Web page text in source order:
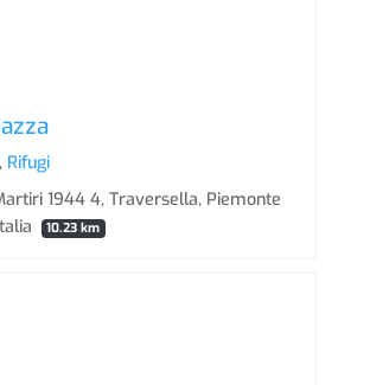
, Rifugi
1944 4, Traversella, Piemonte
10.23 km